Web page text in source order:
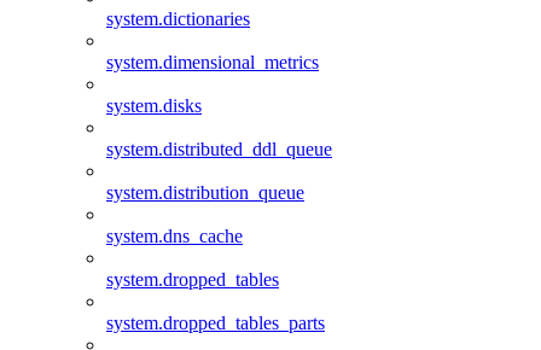
system.dictionaries
system.dimensional_metrics
system.disks
system.distributed_ddl_queue
system.distribution_queue
system.dns_cache
system.dropped_tables
system.dropped_tables_parts